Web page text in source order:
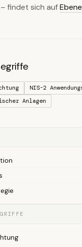
findet sich auf
NIS-2
Anlagen